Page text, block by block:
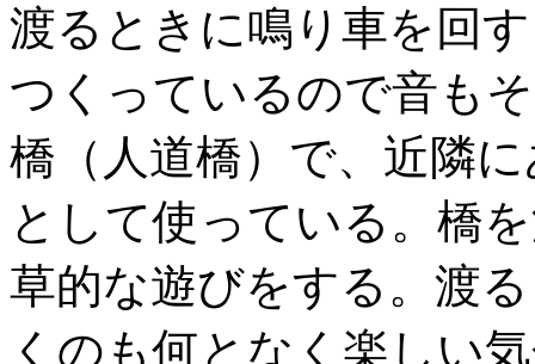
渡るときに鳴り車を回
つくっているので音も
橋（人道橋）で、近隣
として使っている。橋
草的な遊びをする。渡
くのも何となく楽しい